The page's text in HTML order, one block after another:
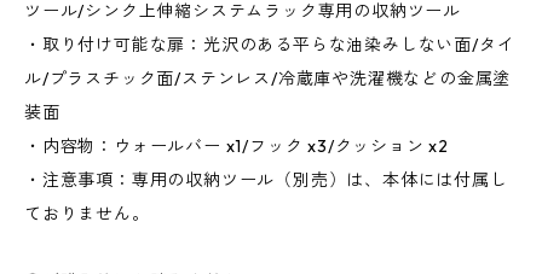
ツール/シンク上伸縮システムラック専用の収納ツール
・取り付け可能な扉：光沢のある平らな油染みしない面/タイ
ル/プラスチック面/ステンレス/冷蔵庫や洗濯機などの金属塗
装面
・内容物：ウォールバー x1/フック x3/クッション x2
・注意事項：専用の収納ツール（別売）は、本体には付属し
ておりません。